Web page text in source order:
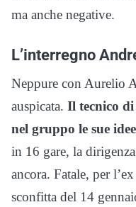
ma anche negative.
L’interregno
Neppure con Aurelio
auspicata. Il tecnico di
nel gruppo le sue idee
in 16 gare, la
ancora. Fatale, per
sconfitta del 14